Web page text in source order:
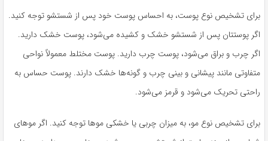
برای تشخیص نوع پوست، به احساس پوست خود پس از شستشو توجه کنید.
اگر پوستتان پس از شستشو خشک و کشیده می‌شود، پوست خشک دارید.
اگر چرب و براق می‌شود، پوست چرب دارید. پوست مختلط معمولاً نواحی
متفاوتی مانند پیشانی و بینی چرب و گونه‌ها خشک دارند. پوست حساس به
راحتی تحریک می‌شود و قرمز می‌شود.
برای تشخیص نوع مو، به میزان چربی یا خشکی موها توجه کنید. اگر موهای